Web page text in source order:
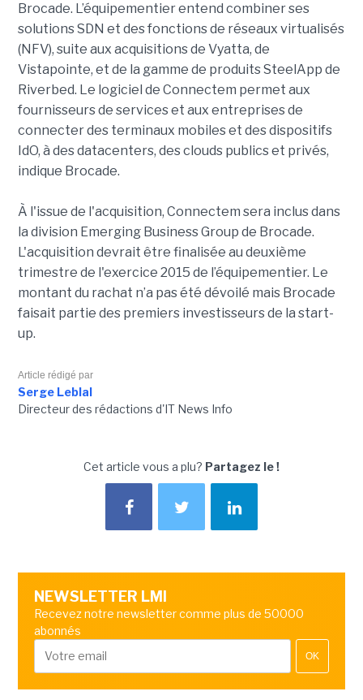
Brocade. L’équipementier entend combiner ses
solutions SDN et des fonctions de réseaux virtualisés
(NFV), suite aux acquisitions de Vyatta, de
Vistapointe, et de la gamme de produits SteelApp de
Riverbed. Le logiciel de Connectem permet aux
fournisseurs de services et aux entreprises de
connecter des terminaux mobiles et des dispositifs
IdO, à des datacenters, des clouds ​​publics et privés,
indique Brocade.
À l'issue de l'acquisition, Connectem sera inclus dans
la division Emerging Business Group de Brocade.
L'acquisition devrait être finalisée au deuxième
trimestre de l'exercice 2015 de l’équipementier. Le
montant du rachat n’a pas été dévoilé mais Brocade
faisait partie des premiers investisseurs de la start-
up.
Article rédigé par
Serge Leblal
Directeur des rédactions d'IT News Info
Cet article vous a plu? Partagez le !
NEWSLETTER LMI
Recevez notre newsletter comme plus de 50000
abonnés
OK